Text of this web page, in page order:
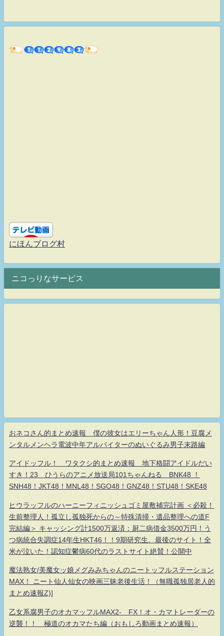
にほんブログ村
ニコっりなサービス
おネコさん的まとめ速報 僕の彼女はエリーちゃん人形！豆腐メ
ンタルメンヘラ電波中年アルバイターのぬいぐるみ男子末路編
アイドッフル！ ワタクシ的まとめ速報 地下格闘アイドルだい
すき！23 ひうらのアニメ放送局101ちゃんねる BNK48 ！
SNH48！JKT48！MNL48！SGO48！GNZ48！STU48！SKE48
ヒウラッフルのハーニーフィニッシュゴミ屋敷補完計画 ＜必殺！
生前整理人！孤立し孤独死からの～特殊清掃・遺品整理への道F
完結編＞ キャッシング計1500万返済：厨二病借金3500万円！う
つ病統合失調症14年生HKT46！！9期研究生、最後のサイト！全
米が泣いた！認知症鬱病60代のラストサイト絶賛！公開中
魔法熟女/美魔女ッ娘メグみみちゃんのニートッフルステーション
MAX！ ニート仙人仙女の映画三昧老後生活！（無職孤独居老人的
まとめ速報Z)]
乙女系腐男子のオカマッフルMAX2- FX！オ・カマトレーダーの
逆襲！！ 極道のオカマたち編（おもしろ動画まとめ速報）